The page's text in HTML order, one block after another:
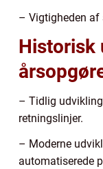
– Vigtigheden af
Historisk
– Tidlig
retningslinjer.
– Moderne
automatiserede